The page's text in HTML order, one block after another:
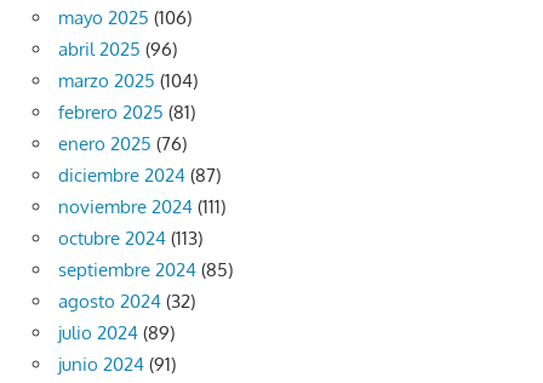
mayo 2025 (106)
abril 2025 (96)
marzo 2025 (104)
febrero 2025 (81)
enero 2025 (76)
diciembre 2024 (87)
noviembre 2024 (111)
octubre 2024 (113)
septiembre 2024 (85)
agosto 2024 (32)
julio 2024 (89)
junio 2024 (91)